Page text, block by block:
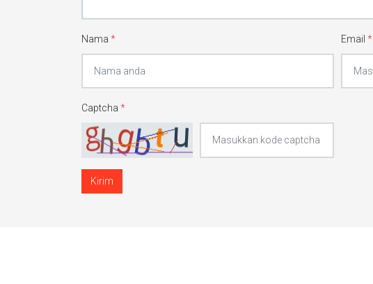
Nama * Email*
Captcha *
Kirim